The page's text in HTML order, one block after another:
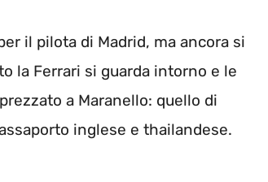
il pilota di Madrid, ma ancora si
la Ferrari si guarda intorno e le
a Maranello: quello di
inglese e thailandese.